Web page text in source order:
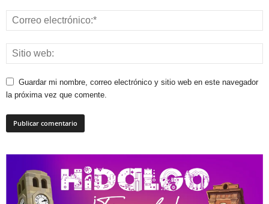
Guardar mi nombre, correo electrónico y sitio web en este navegador
la próxima vez que comente.